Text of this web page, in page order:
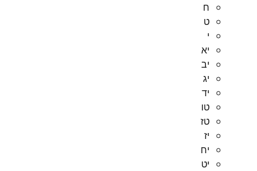
ח
ט
י
יא
יב
יג
יד
טו
טז
יז
יח
יט